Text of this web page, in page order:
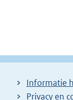
Informatie
Privacy en